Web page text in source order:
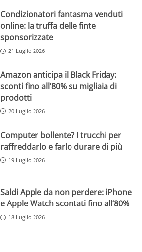
Condizionatori fantasma venduti
online: la truffa delle finte
sponsorizzate
21 Luglio 2026
Amazon anticipa il Black Friday:
sconti fino all’80% su migliaia di
prodotti
20 Luglio 2026
Computer bollente? I trucchi per
raffreddarlo e farlo durare di più
19 Luglio 2026
Saldi Apple da non perdere: iPhone
e Apple Watch scontati fino all’80%
18 Luglio 2026